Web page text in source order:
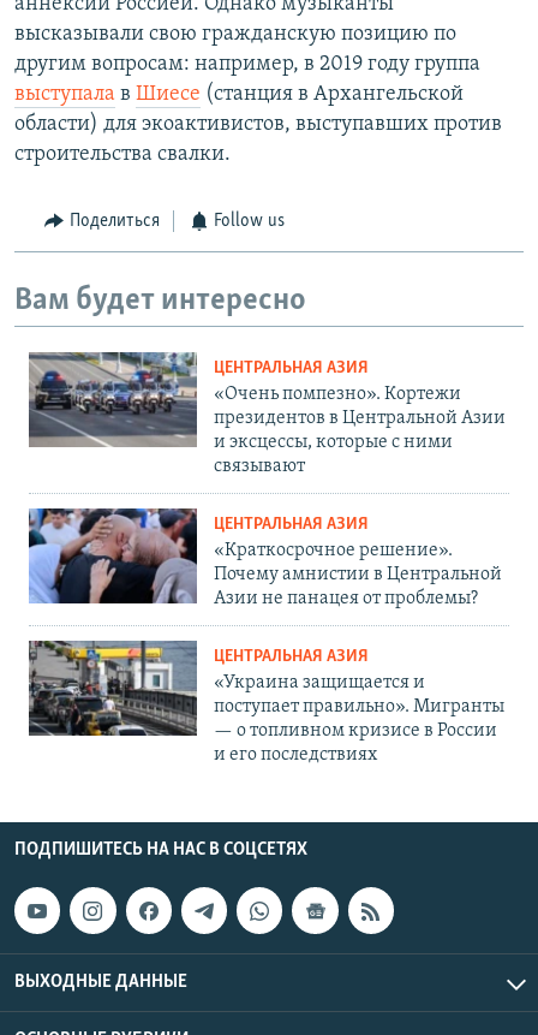
аннексии Россией. Однако музыканты
высказывали свою гражданскую позицию по
другим вопросам: например, в 2019 году группа
выступала в Шиесе (станция в Архангельской
области) для экоактивистов, выступавших против
строительства свалки.
Поделиться Follow us
Вам будет интересно
ЦЕНТРАЛЬНАЯ АЗИЯ
«Очень помпезно». Кортежи
президентов в Центральной Азии
и эксцессы, которые с ними
связывают
ЦЕНТРАЛЬНАЯ АЗИЯ
«Краткосрочное решение».
Почему амнистии в Центральной
Азии не панацея от проблемы?
ЦЕНТРАЛЬНАЯ АЗИЯ
«Украина защищается и
поступает правильно». Мигранты
— о топливном кризисе в России
и его последствиях
ПОДПИШИТЕСЬ НА НАС В СОЦСЕТЯХ
ВЫХОДНЫЕ ДАННЫЕ